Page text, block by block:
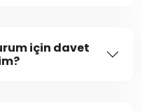
için davet